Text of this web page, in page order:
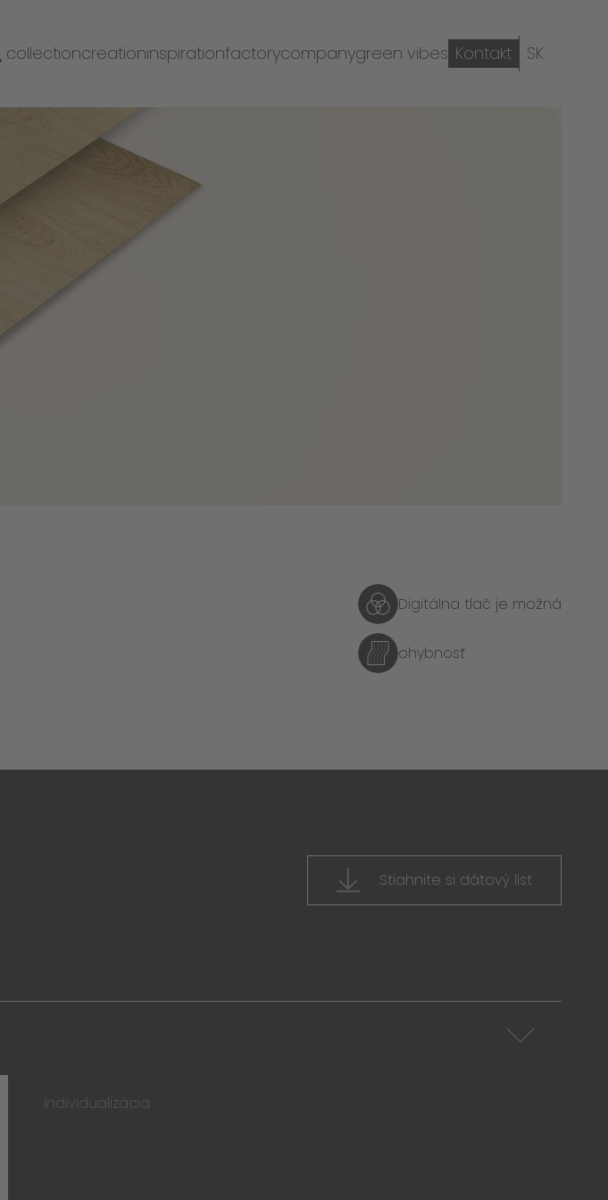
collectioncreationinspirationfactorycompanygreen vibes Kontakt SK
Digitálna tlač je možná
ohybnosť
Stiahnite si dátový list
Individualizácia